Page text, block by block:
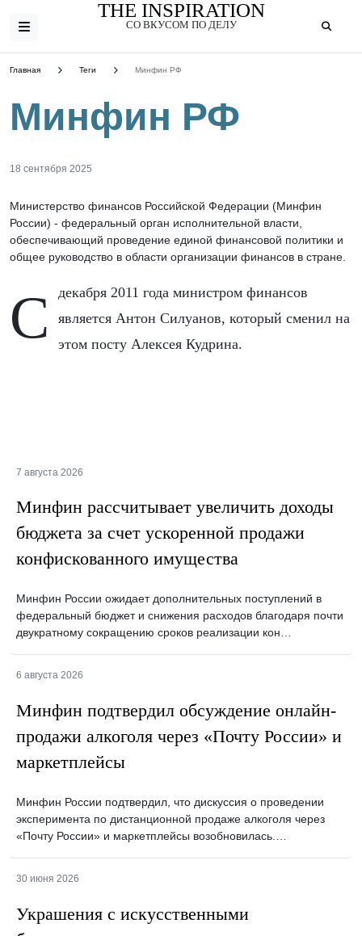
THE INSPIRATION
СО ВКУСОМ ПО ДЕЛУ
Главная Теги Минфин РФ
Минфин РФ
18 сентября 2025
Министерство финансов Российской Федерации (Минфин
России) - федеральный орган исполнительной власти,
обеспечивающий проведение единой финансовой политики и
общее руководство в области организации финансов в стране.
С декабря 2011 года министром финансов
является Антон Силуанов, который сменил на
этом посту Алексея Кудрина.
7 августа 2026
Минфин рассчитывает увеличить доходы
бюджета за счет ускоренной продажи
конфискованного имущества
Минфин России ожидает дополнительных поступлений в
федеральный бюджет и снижения расходов благодаря почти
двукратному сокращению сроков реализации кон…
6 августа 2026
Минфин подтвердил обсуждение онлайн-
продажи алкоголя через «Почту России» и
маркетплейсы
Минфин России подтвердил, что дискуссия о проведении
эксперимента по дистанционной продаже алкоголя через
«Почту России» и маркетплейсы возобновилась.…
30 июня 2026
Украшения с искусственными